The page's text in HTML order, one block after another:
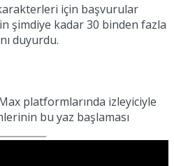
için başvurular
şimdiye kadar 30 binden fazla
duyurdu.
platformlarında izleyiciyle
bu yaz başlaması